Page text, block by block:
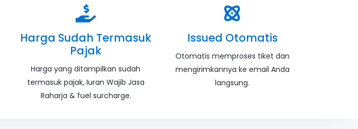
Harga Sudah Termasuk
Pajak
Harga yang ditampilkan sudah
termasuk pajak, Iuran Wajib Jasa
Raharja & fuel surcharge.
Issued Otomatis
Otomatis memproses tiket dan
mengirimkannya ke email Anda
langsung.